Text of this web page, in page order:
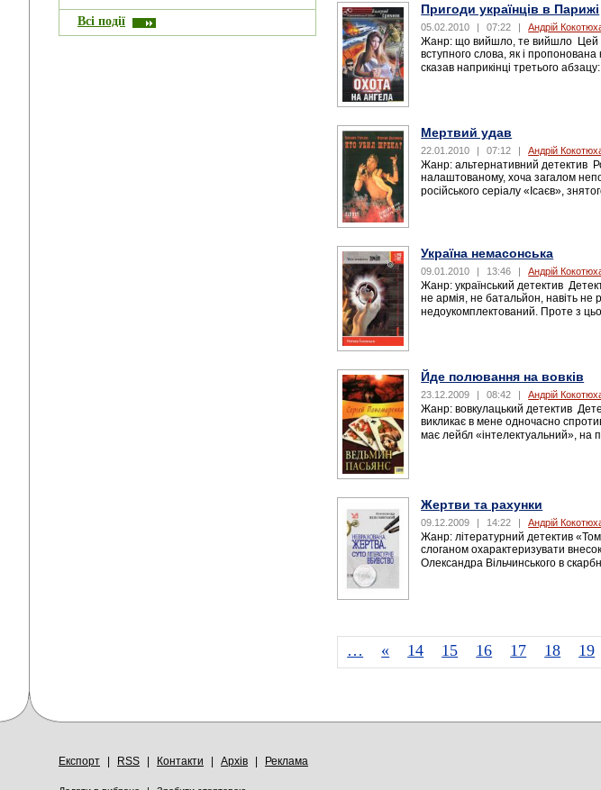
Всі події
Пригоди українців в Парижі
05.02.2010 | 07:22 | Андрій
Жанр: що вийшло, те вийшло Цей
вступного слова, як і
сказав наприкінці третього
Мертвий удав
22.01.2010 07:12 Андрій
Жанр: альтернативний детектив
налаштованому, хоча загалом
російського серіалу «Ісаєв»,
Україна немасонська
09.01.2010 13:46 Андрій
Жанр: український детектив
не армія, не батальйон, навіть не
недоукомплектований. Проте з
Йде полювання на вовків
23.12.2009 | 08:42 | Андрій
Жанр: вовкулацький детектив
викликає в мене одночасно
має лейбл «інтелектуальний», на
Жертви та рахунки
09.12.2009 | 14:22 | Андрій
Жанр: літературний детектив
слоганом охарактеризувати
Олександра Вільчинського в
… « 14 15 16 17 18 19
Експорт | RSS | Контакти | Архів | Реклама